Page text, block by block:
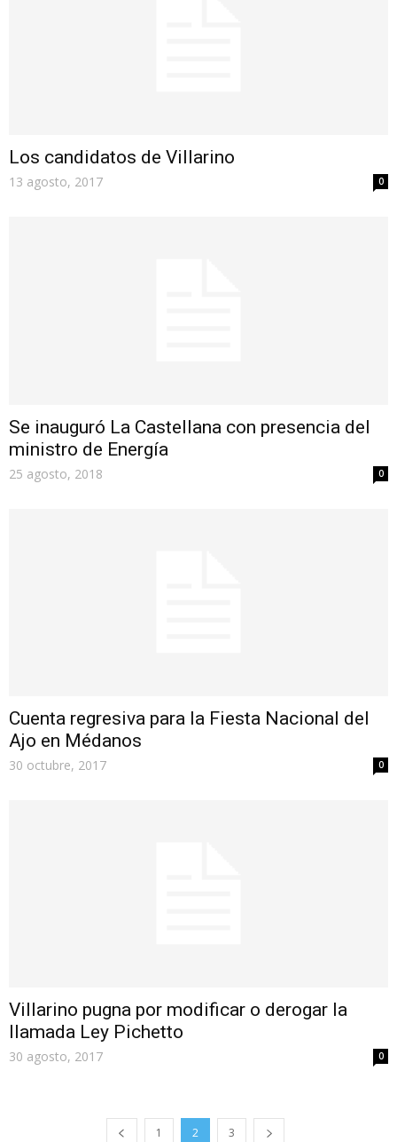
Los candidatos de Villarino
13 agosto, 2017 0
Se inauguró La Castellana con presencia del
ministro de Energía
25 agosto, 2018 0
Cuenta regresiva para la Fiesta Nacional del
Ajo en Médanos
30 octubre, 2017 0
Villarino pugna por modificar o derogar la
llamada Ley Pichetto
30 agosto, 2017 0
1 2 3